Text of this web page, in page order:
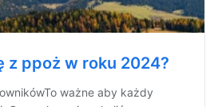
z ppoż w roku 2024?
ważne aby każdy